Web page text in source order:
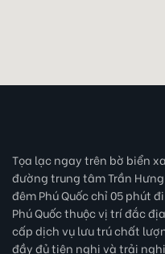
Tọa lạc ngay trên bờ biển
đường trung tâm Trần
đêm Phú Quốc chỉ 05 phút
Phú Quốc thuộc vị trí đắc
cấp dịch vụ lưu trú chất
đầy đủ tiện nghi và trải